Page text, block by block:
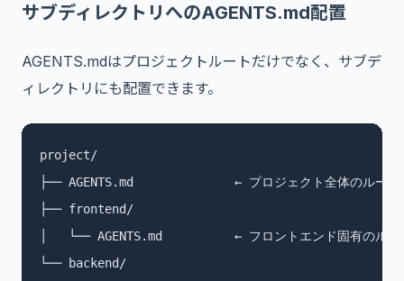
サブディレクトリへのAGENTS.md配置
AGENTS.mdはプロジェクトルートだけでなく、サブデ
ィレクトリにも配置できます。
project/
├── AGENTS.md              ← プロジェクト全体のルール
├── frontend/
│   └── AGENTS.md          ← フロントエンド固有のルー
└── backend/